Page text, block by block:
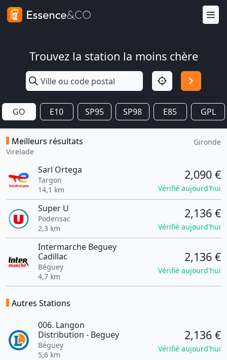
Trouvez la station la moins chère
GO E10 SP95 SP98 E85 GPL
Meilleurs résultats
Virelade
Gironde
Sarl Ortega
Targon
14,1 km
2,090 €
Vérifié aujourd'hui
Super U
Podensac
2,3 km
2,136 €
Vérifié aujourd'hui
Intermarche Beguey
Cadillac
Béguey
4,7 km
2,136 €
Vérifié aujourd'hui
Autres Stations
006. Langon
Distribution - Beguey
Béguey
5,6 km
2,136 €
Vérifié aujourd'hui